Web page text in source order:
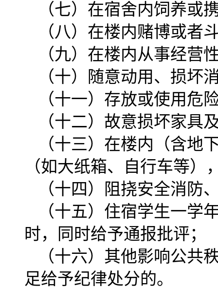
（七）在宿舍内饲养或
（八）在楼内赌博或者
（九）在楼内从事经营
（十）随意动用、损坏
（十一）存放或使用危
（十二）故意损坏家
（十三）在楼内（含地
（如大纸箱、自行车等
（十四）阻挠安全消防
（十五）住宿学生一学
时，同时给予通报批评；
（十六）其他影响公共
足给予纪律处分的。